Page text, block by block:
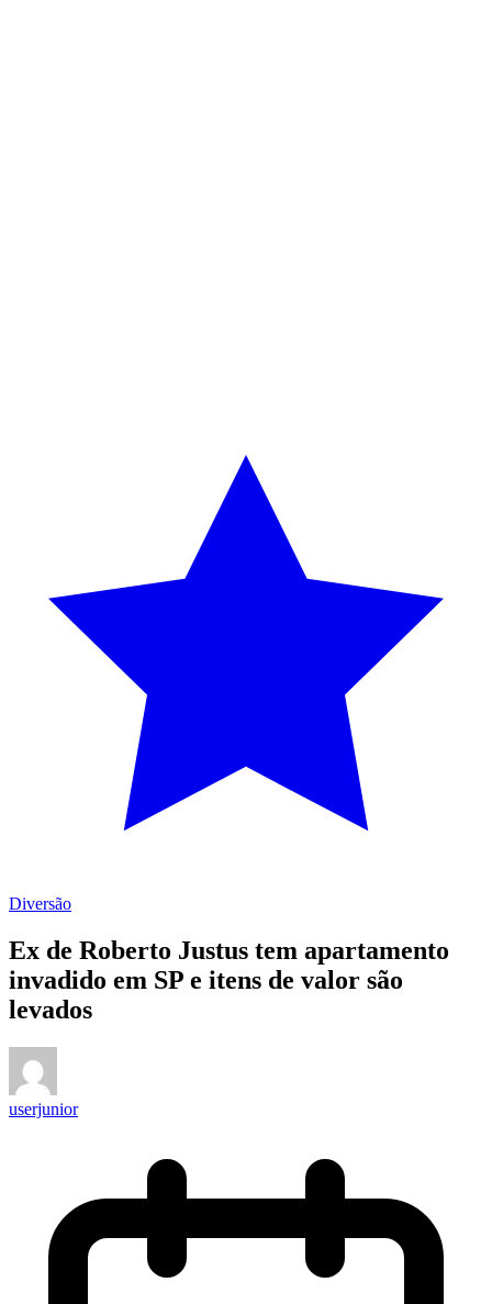
Diversão
Ex de Roberto Justus tem apartamento
invadido em SP e itens de valor são
levados
userjunior